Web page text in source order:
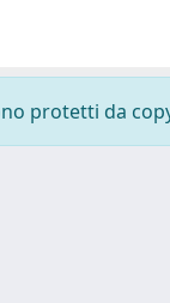
protetti da